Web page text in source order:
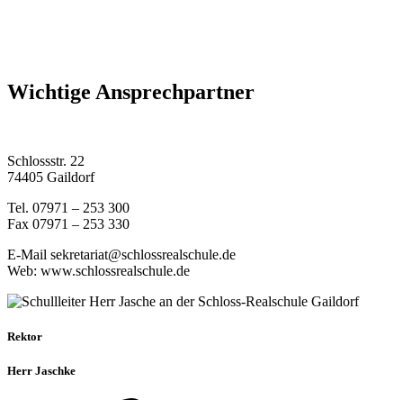
Wichtige Ansprechpartner
Schlossstr. 22
74405 Gaildorf
Tel. 07971 – 253 300
Fax 07971 – 253 330
E-Mail sekretariat@schlossrealschule.de
Web: www.schlossrealschule.de
Rektor
Herr Jaschke